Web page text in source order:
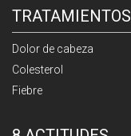
TRATAMIENTOS
Dolor de cabeza
Colesterol
Fiebre